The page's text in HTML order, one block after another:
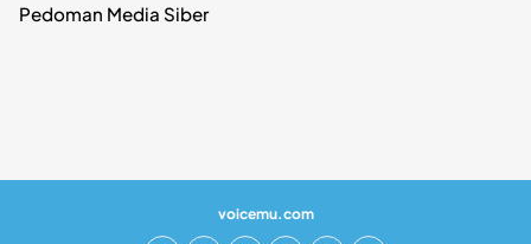
Pedoman Media Siber
voicemu.com